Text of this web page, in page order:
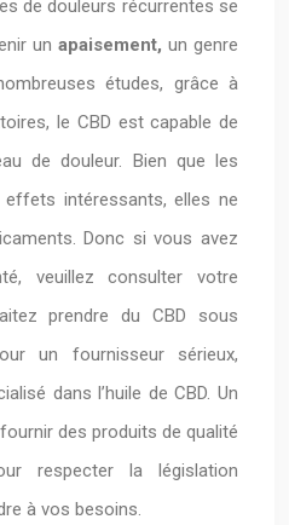
de douleurs récurrentes se
un apaisement, un genre
études, grâce à
le CBD est capable de
de douleur. Bien que les
intéressants, elles ne
Donc si vous avez
veuillez consulter votre
prendre du CBD sous
un fournisseur sérieux,
dans l’huile de CBD. Un
des produits de qualité
respecter la législation
à vos besoins.